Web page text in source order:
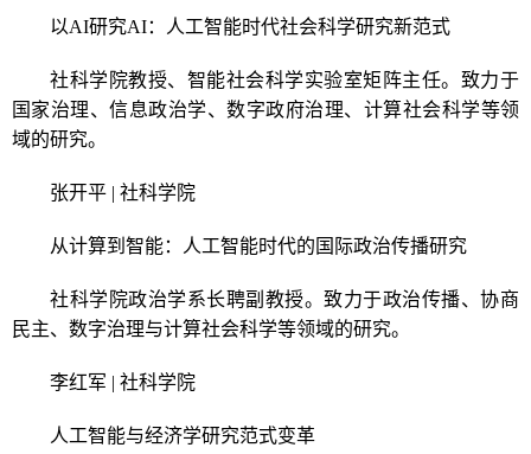
以AI研究AI：人工智能时代社会科学研究新范式
社科学院教授、智能社会科学实验室矩阵主任。致力于
国家治理、信息政治学、数字政府治理、计算社会科学等领
域的研究。
张开平 | 社科学院
从计算到智能：人工智能时代的国际政治传播研究
社科学院政治学系长聘副教授。致力于政治传播、协商
民主、数字治理与计算社会科学等领域的研究。
李红军 | 社科学院
人工智能与经济学研究范式变革